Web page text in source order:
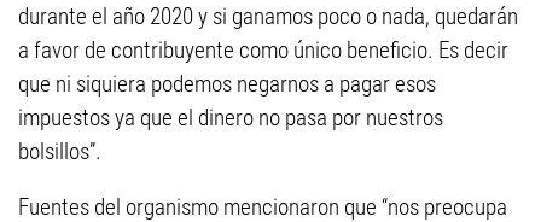
durante el año 2020 y si ganamos poco o nada, quedarán
a favor de contribuyente como único beneficio. Es decir
que ni siquiera podemos negarnos a pagar esos
impuestos ya que el dinero no pasa por nuestros
bolsillos”.
Fuentes del organismo mencionaron que “nos preocupa